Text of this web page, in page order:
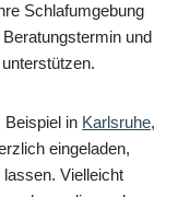
Schlafumgebung
und
Beispiel in Karlsruhe,
eingeladen,
Vielleicht